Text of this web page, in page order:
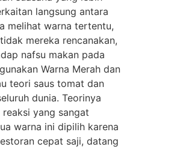
langsung antara
melihat warna tertentu,
mereka rencanakan,
nafsu makan pada
Warna Merah dan
teori saus tomat dan
dunia. Teorinya
yang sangat
warna ini dipilih karena
cepat saji, datang